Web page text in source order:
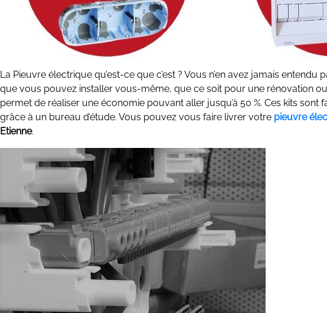
La Pieuvre électrique qu’est-ce que c’est ? Vous n’en avez jamais
que vous pouvez installer vous-même, que ce soit pour une rénovation
permet de réaliser une économie pouvant aller jusqu’à 50 %. Ces kits
grâce à un bureau d’étude. Vous pouvez vous faire livrer votre pieuvre
Etienne.